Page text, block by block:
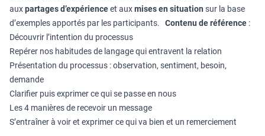
auxpartages d’expérienceet auxmises en situation sur la base
d’exemples apportés par les participants. Contenu de référence :
Découvrir l’intention du processus
Repérer nos habitudes de langage qui entravent la relation
Présentation du processus : observation, sentiment, besoin,
demande
Clarifier puis exprimer ce qui se passe en nous
Les 4 manières de recevoir un message
S’entraîner à voir et exprimer ce qui va bien et un remerciement